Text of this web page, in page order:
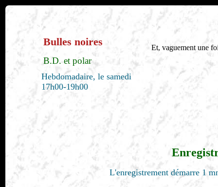
Bulles noires Et, vaguement une
B.D. et polar
Hebdomadaire, le samedi
17h00-19h00
L'enregistrement démarre 1